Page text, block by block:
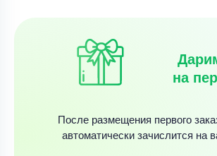
на
После размещения первого
автоматически зачислится на